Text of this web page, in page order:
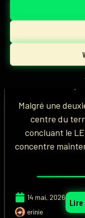
Hans
hâte de
interview
Malgré une
centre du
concluant le
concentre
14 mai, 2026
erinie